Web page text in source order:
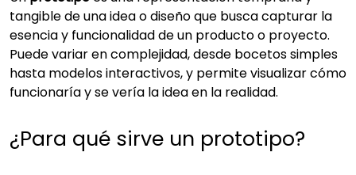
tangible de una idea o diseño que busca capturar la
esencia y funcionalidad de un producto o proyecto.
Puede variar en complejidad, desde bocetos simples
hasta modelos interactivos, y permite visualizar cómo
funcionaría y se vería la idea en la realidad.
¿Para qué sirve un prototipo?